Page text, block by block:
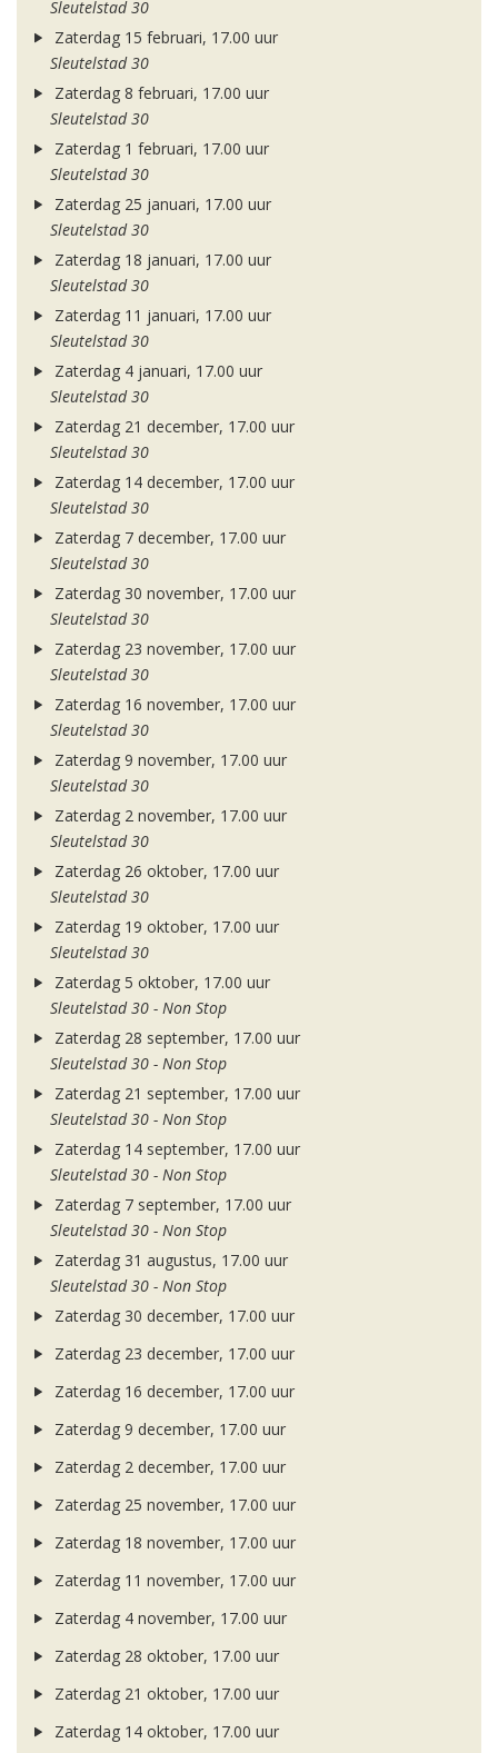
Sleutelstad 30
Zaterdag 15 februari, 17.00 uur
Sleutelstad 30
Zaterdag 8 februari, 17.00 uur
Sleutelstad 30
Zaterdag 1 februari, 17.00 uur
Sleutelstad 30
Zaterdag 25 januari, 17.00 uur
Sleutelstad 30
Zaterdag 18 januari, 17.00 uur
Sleutelstad 30
Zaterdag 11 januari, 17.00 uur
Sleutelstad 30
Zaterdag 4 januari, 17.00 uur
Sleutelstad 30
Zaterdag 21 december, 17.00 uur
Sleutelstad 30
Zaterdag 14 december, 17.00 uur
Sleutelstad 30
Zaterdag 7 december, 17.00 uur
Sleutelstad 30
Zaterdag 30 november, 17.00 uur
Sleutelstad 30
Zaterdag 23 november, 17.00 uur
Sleutelstad 30
Zaterdag 16 november, 17.00 uur
Sleutelstad 30
Zaterdag 9 november, 17.00 uur
Sleutelstad 30
Zaterdag 2 november, 17.00 uur
Sleutelstad 30
Zaterdag 26 oktober, 17.00 uur
Sleutelstad 30
Zaterdag 19 oktober, 17.00 uur
Sleutelstad 30
Zaterdag 5 oktober, 17.00 uur
Sleutelstad 30 - Non Stop
Zaterdag 28 september, 17.00 uur
Sleutelstad 30 - Non Stop
Zaterdag 21 september, 17.00 uur
Sleutelstad 30 - Non Stop
Zaterdag 14 september, 17.00 uur
Sleutelstad 30 - Non Stop
Zaterdag 7 september, 17.00 uur
Sleutelstad 30 - Non Stop
Zaterdag 31 augustus, 17.00 uur
Sleutelstad 30 - Non Stop
Zaterdag 30 december, 17.00 uur
Zaterdag 23 december, 17.00 uur
Zaterdag 16 december, 17.00 uur
Zaterdag 9 december, 17.00 uur
Zaterdag 2 december, 17.00 uur
Zaterdag 25 november, 17.00 uur
Zaterdag 18 november, 17.00 uur
Zaterdag 11 november, 17.00 uur
Zaterdag 4 november, 17.00 uur
Zaterdag 28 oktober, 17.00 uur
Zaterdag 21 oktober, 17.00 uur
Zaterdag 14 oktober, 17.00 uur